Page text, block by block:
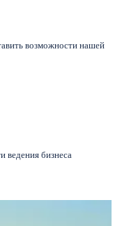
возможности нашей
бизнеса